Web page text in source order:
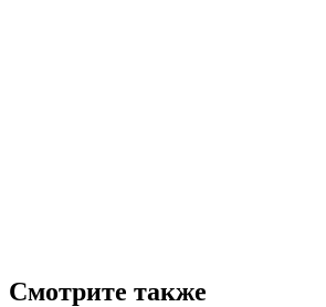
Смотрите также